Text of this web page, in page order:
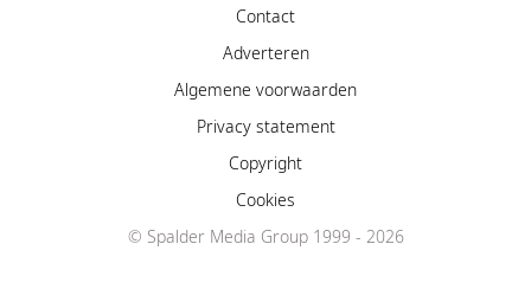
Contact
Adverteren
Algemene voorwaarden
Privacy statement
Copyright
Cookies
© Spalder Media Group 1999 - 2026